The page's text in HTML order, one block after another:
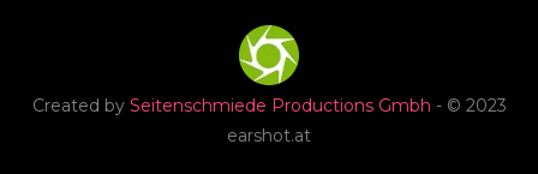
Created by Seitenschmiede Productions Gmbh - © 2023
earshot.at